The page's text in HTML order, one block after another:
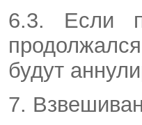
6.3. Если
будут
7.